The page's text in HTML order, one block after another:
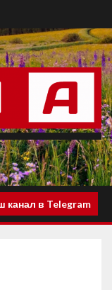
канал в Telegram